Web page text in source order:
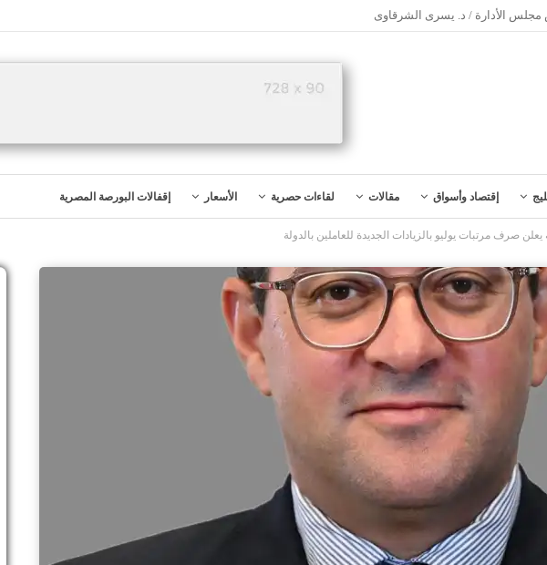
الأدارة / د. يسرى الشرقاوى
إقتصاد وأسواق مقالات لقاءات حصرية الأسعار إقفالات البورصة المصرية
يعلن صرف مرتبات يوليو بالزيادات الجديدة للعاملين بالدولة